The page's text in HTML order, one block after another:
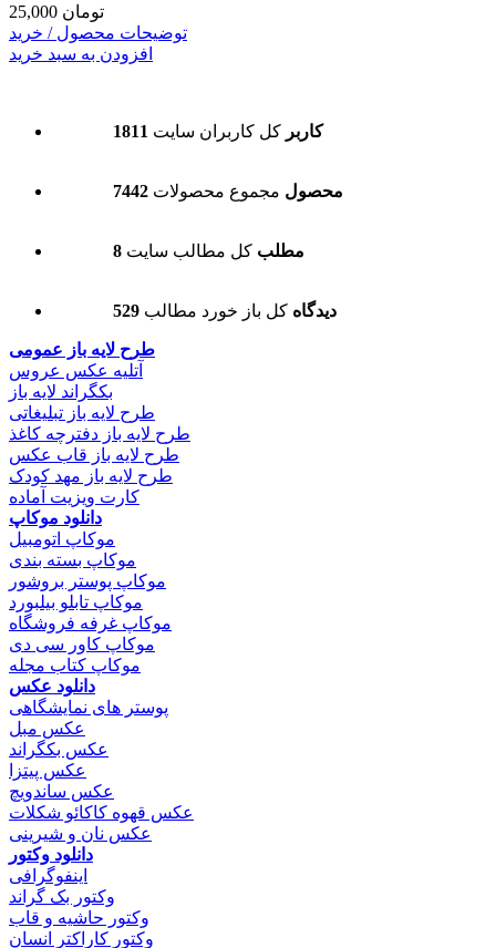
25,000 تومان
توضیحات محصول / خرید
افزودن به سبد خرید
1811 کاربر کل کاربران سایت
7442 محصول مجموع محصولات
8 مطلب کل مطالب سایت
529 دیدگاه کل باز خورد مطالب
طرح لایه باز عمومی
آتلیه عکس عروس
بکگراند لایه باز
طرح لایه باز تبلیغاتی
طرح لایه باز دفترچه کاغذ
طرح لایه باز قاب عکس
طرح لایه باز مهد کودک
کارت ویزیت آماده
دانلود موکاپ
موکاپ اتومبیل
موکاپ بسته بندی
موکاپ پوستر بروشور
موکاپ تابلو بیلبورد
موکاپ غرفه فروشگاه
موکاپ کاور سی دی
موکاپ کتاب مجله
دانلود عکس
پوستر های نمایشگاهی
عکس مبل
عکس بکگراند
عکس پیتزا
عکس ساندویچ
عکس قهوه کاکائو شکلات
عکس نان و شیرینی
دانلود وکتور
اینفوگرافی
وکتور بک گراند
وکتور حاشیه و قاب
وکتور کاراکتر انسان